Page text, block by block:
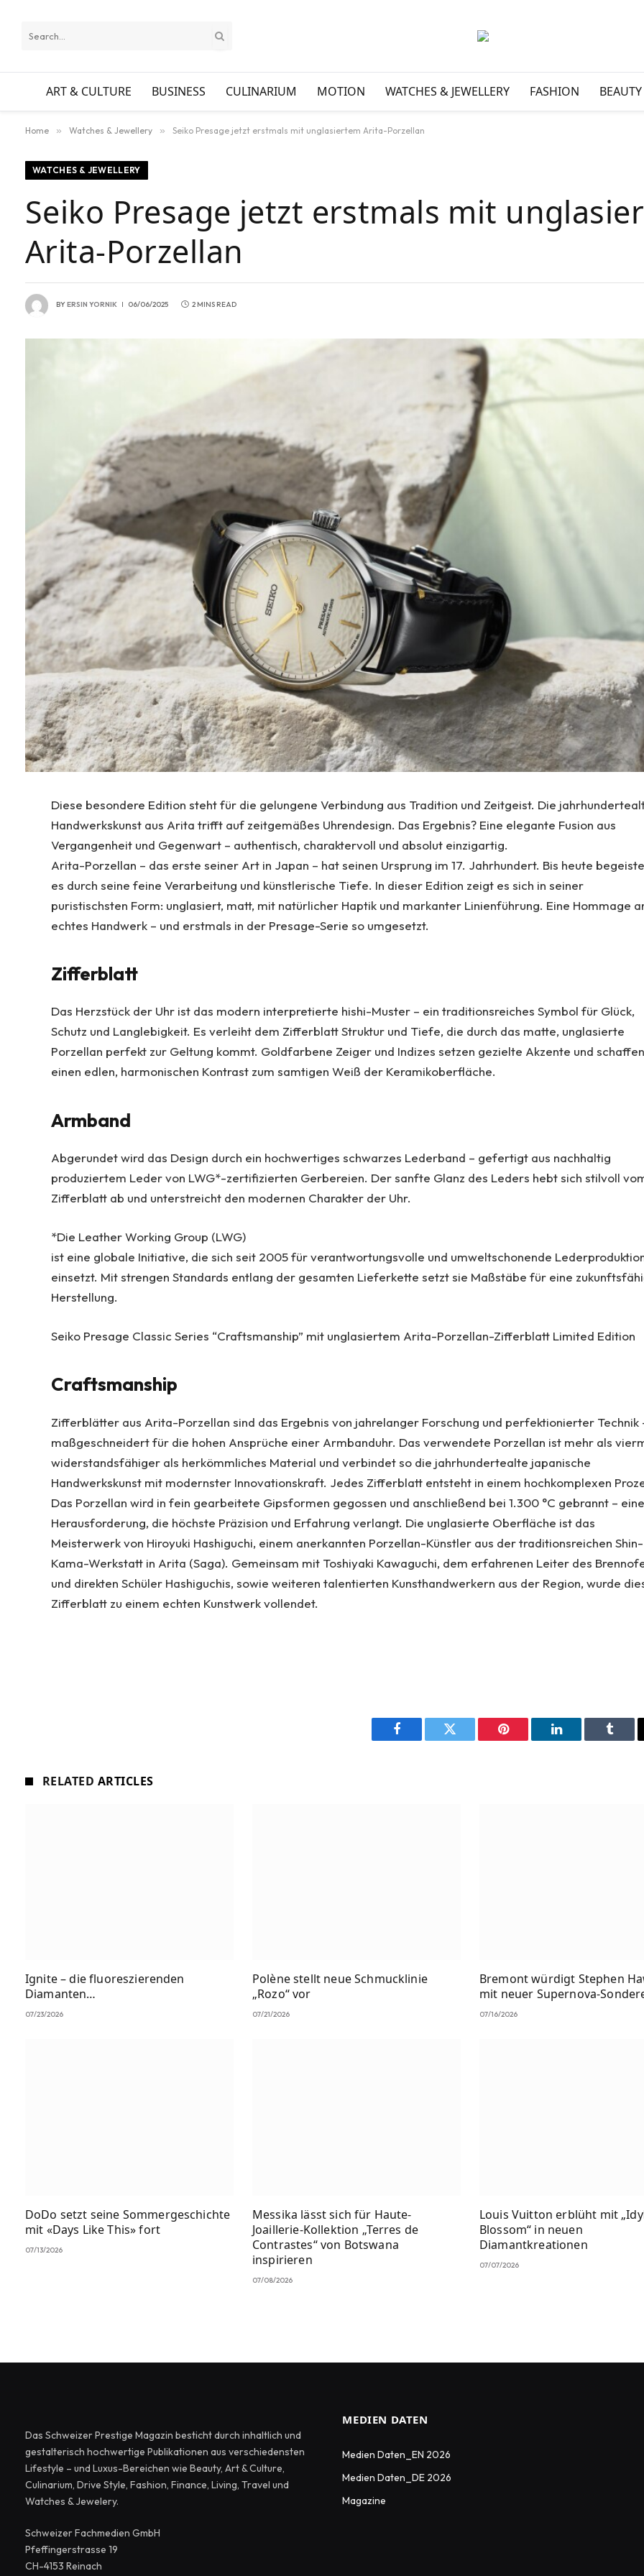
ART & CULTURE BUSINESS CULINARIUM MOTION WATCHES & JEWELLERY FASHION
Home » Watches & Jewellery » Seiko Presage jetzt erstmals mit unglasiertem Arita-Porzellan
WATCHES & JEWELLERY
Seiko Presage jetzt erstmals mit
Arita-Porzellan
BYERSIN YORNIK 06/06/2025 2 MINS READ
Diese besondere Edition steht für die gelungene Verbindung aus Tradition und Zeitgeist. Die
Handwerkskunst aus Arita trifft auf zeitgemäßes Uhrendesign. Das Ergebnis? Eine elegante Fusion aus
Vergangenheit und Gegenwart – authentisch, charaktervoll und absolut einzigartig.
Arita-Porzellan – das erste seiner Art in Japan – hat seinen Ursprung im 17. Jahrhundert. Bis heute
es durch seine feine Verarbeitung und künstlerische Tiefe. In dieser Edition zeigt es sich in seiner
puristischsten Form: unglasiert, matt, mit natürlicher Haptik und markanter Linienführung. Eine Hommage
echtes Handwerk – und erstmals in der Presage-Serie so umgesetzt.
Zifferblatt
Das Herzstück der Uhr ist das modern interpretierte hishi-Muster – ein traditionsreiches Symbol für Glück,
Schutz und Langlebigkeit. Es verleiht dem Zifferblatt Struktur und Tiefe, die durch das matte, unglasierte
Porzellan perfekt zur Geltung kommt. Goldfarbene Zeiger und Indizes setzen gezielte Akzente und schaffen
einen edlen, harmonischen Kontrast zum samtigen Weiß der Keramikoberfläche.
Armband
Abgerundet wird das Design durch ein hochwertiges schwarzes Lederband – gefertigt aus nachhaltig
produziertem Leder von LWG*-zertifizierten Gerbereien. Der sanfte Glanz des Leders hebt sich stilvoll
Zifferblatt ab und unterstreicht den modernen Charakter der Uhr.
*Die Leather Working Group (LWG)
ist eine globale Initiative, die sich seit 2005 für verantwortungsvolle und umweltschonende
einsetzt. Mit strengen Standards entlang der gesamten Lieferkette setzt sie Maßstäbe für eine
Herstellung.
Seiko Presage Classic Series “Craftsmanship” mit unglasiertem Arita-Porzellan-Zifferblatt Limited Edition
Craftsmanship
Zifferblätter aus Arita-Porzellan sind das Ergebnis von jahrelanger Forschung und perfektionierter Technik
maßgeschneidert für die hohen Ansprüche einer Armbanduhr. Das verwendete Porzellan ist mehr als
widerstandsfähiger als herkömmliches Material und verbindet so die jahrhundertealte japanische
Handwerkskunst mit modernster Innovationskraft. Jedes Zifferblatt entsteht in einem hochkomplexen
Das Porzellan wird in fein gearbeitete Gipsformen gegossen und anschließend bei 1.300 °C gebrannt – eine
Herausforderung, die höchste Präzision und Erfahrung verlangt. Die unglasierte Oberfläche ist das
Meisterwerk von Hiroyuki Hashiguchi, einem anerkannten Porzellan-Künstler aus der traditionsreichen Shin-
Kama-Werkstatt in Arita (Saga). Gemeinsam mit Toshiyaki Kawaguchi, dem erfahrenen Leiter des
und direkten Schüler Hashiguchis, sowie weiteren talentierten Kunsthandwerkern aus der Region, wurde
Zifferblatt zu einem echten Kunstwerk vollendet.
Facebook Twitter Pinterest LinkedIn
RELATED ARTICLES
Ignite – die fluoreszierenden
Diamanten…
07/23/2026
Polène stellt neue Schmucklinie
„Rozo“ vor
07/21/2026
Bremont würdigt Stephen
mit neuer Supernova-
07/16/2026
DoDo setzt seine Sommergeschichte
mit «Days Like This» fort
07/13/2026
Messika lässt sich für Haute-
Joaillerie-Kollektion „Terres de
Contrastes“ von Botswana
inspirieren
07/08/2026
Louis Vuitton erblüht mit
Blossom“ in neuen
Diamantkreationen
07/07/2026
Das Schweizer Prestige Magazin besticht durch inhaltlich und
gestalterisch hochwertige Publikationen aus verschiedensten
Lifestyle – und Luxus-Bereichen wie Beauty, Art & Culture,
Culinarium, Drive Style, Fashion, Finance, Living, Travel und
Watches & Jewelery.
Schweizer Fachmedien GmbH
Pfeffingerstrasse 19
CH-4153 Reinach
MEDIEN DATEN
Medien Daten_EN 2026
Medien Daten_DE 2026
Magazine